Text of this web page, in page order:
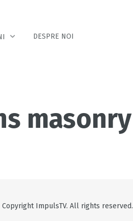
DESPRE NOI
masonry
Copyright ImpulsTV. All rights reserved.